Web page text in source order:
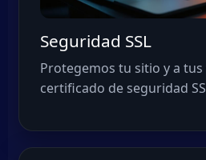
Seguridad SSL
Protegemos tu sitio y a
certificado de seguridad